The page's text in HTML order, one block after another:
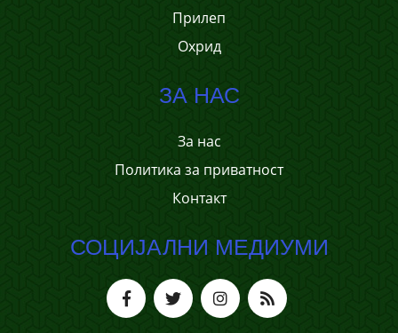
Прилеп
Охрид
ЗА НАС
За нас
Политика за приватност
Контакт
СОЦИЈАЛНИ МЕДИУМИ